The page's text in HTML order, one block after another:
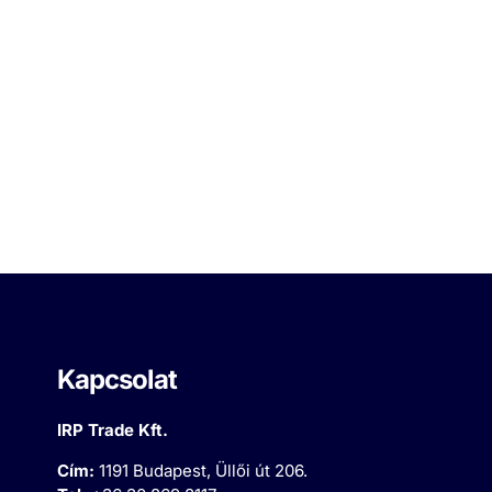
Kapcsolat
IRP Trade Kft.
Cím: 1191 Budapest, Üllői út 206.